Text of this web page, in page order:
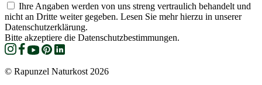
Ihre Angaben werden von uns streng vertraulich behandelt und
nicht an Dritte weiter gegeben. Lesen Sie mehr hierzu in unserer
Datenschutzerklärung.
Bitte akzeptiere die Datenschutzbestimmungen.
© Rapunzel Naturkost 2026